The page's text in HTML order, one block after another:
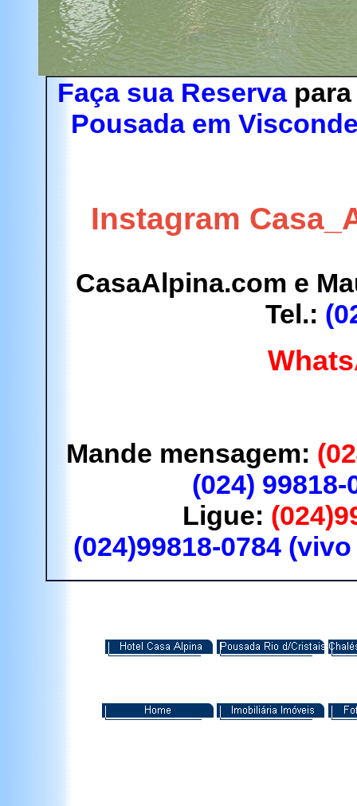
Faça sua Reservapara
Pousada em
Instagram
CasaAlpina.com e
Tel.:
Mande mensagem:
(024)
Ligue:
(024)99818-0784 (vivo